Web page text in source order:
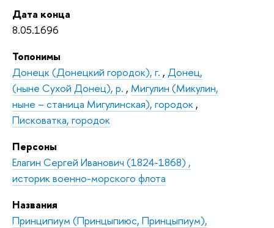
Дата конца
8.05.1696
Топонимы
Донецк (Донецкий городок), г. , Донец,
(ныне Сухой Донец), р. , Мигулин (Микулин,
ныне – станица Мигулинская), городок ,
Писковатка, городок
Персоны
Елагин Сергей Иванович (1824-1868) ,
историк военно-морского флота
Названия
Принципиум (Принцыпиюс, Принцыпиум),